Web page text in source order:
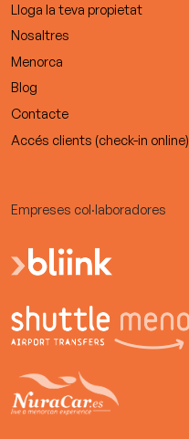
Lloga la teva propietat
Nosaltres
Menorca
Blog
Contacte
Accés clients (check-in online)
Empreses col·laboradores